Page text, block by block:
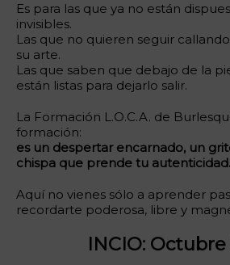
Es para las que ya no están
invisibles.
Las que no quieren seguir
su arte.
Las que saben que debajo de la
están listas para dejarlo salir.
La Formación L.O.C.A. de
formación:
es un despertar encarnado, un
chispa que prende tu autenticidad.
Aquí no vienes sólo a aprender
recordarte poderosa, libre y
INCIO: